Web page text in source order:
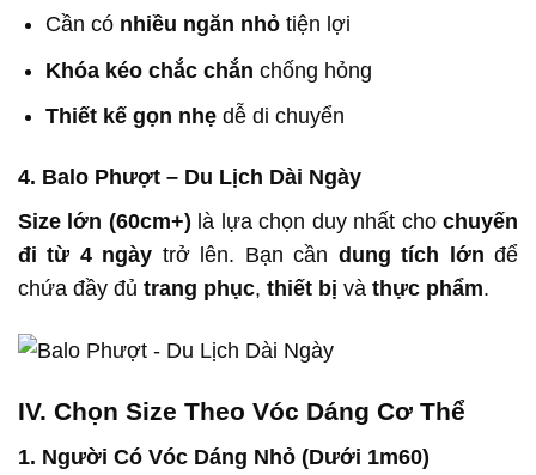
Cần có nhiều ngăn nhỏtiện lợi
Khóa kéo chắc chắn chống hỏng
Thiết kế gọn nhẹdễ di chuyển
4. Balo Phượt – Du Lịch Dài Ngày
Size lớn (60cm+) là lựa chọn duy nhất chochuyến
đi từ 4 ngày trở lên. Bạn cần dung tích lớn để
chứa đầy đủ trang phục, thiết bị và thực phẩm.
IV. Chọn Size Theo Vóc Dáng Cơ Thể
1. Người Có Vóc Dáng Nhỏ (Dưới 1m60)